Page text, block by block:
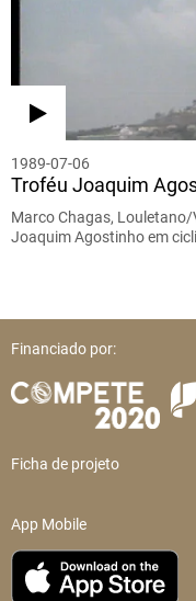
1989-07-06
Troféu Joaquim
Marco Chagas, Louletano/
Joaquim Agostinho em
Financiado por:
Ficha de projeto
App Mobile